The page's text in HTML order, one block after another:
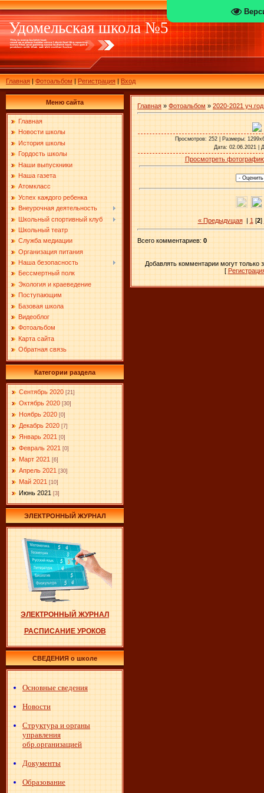
Удомельская школа №5
Главная|Фотоальбом|Регистрация|Вход
Меню сайта
Главная
Новости школы
История школы
Гордость школы
Наши выпускники
Наша газета
Атомкласс
Успех каждого ребенка
Внеурочная деятельность
Школьный спортивный клуб
Школьный театр
Служба медиации
Организация питания
Наша безопасность
Бессмертный полк
Экология и краеведение
Поступающим
Базовая школа
Видеоблог
Фотоальбом
Карта сайта
Обратная связь
Категории раздела
Сентябрь 2020 [21]
Октябрь 2020 [30]
Ноябрь 2020 [0]
Декабрь 2020 [7]
Январь 2021 [0]
Февраль 2021 [0]
Март 2021 [6]
Апрель 2021 [30]
Май 2021 [10]
Июнь 2021 [3]
ЭЛЕКТРОННЫЙ ЖУРНАЛ
ЭЛЕКТРОННЫЙ ЖУРНАЛ
РАСПИСАНИЕ УРОКОВ
СВЕДЕНИЯ о школе
Основные сведения
Новости
Структура и органы
управления
обр.организацией
Документы
Образование
Главная » Фотоальбом » 2020-2021 уч.год
Просмотров: 252 | Размеры:
Дата: 02.06.2021 |
Просмотреть
« Предыдущая| 1 [2]
Всего комментариев: 0
Добавлять комментарии могут только
[